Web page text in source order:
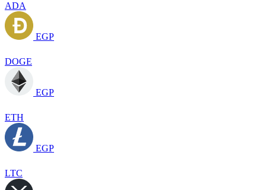
ADA
EGP
DOGE
EGP
ETH
EGP
LTC